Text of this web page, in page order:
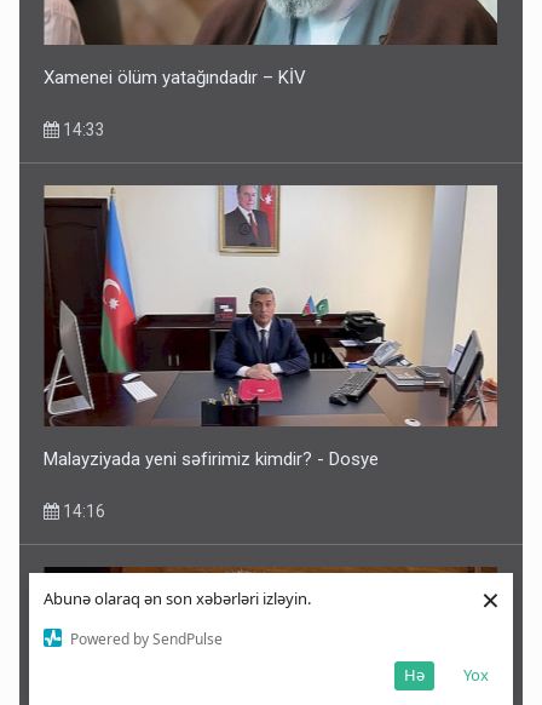
Abunə olaraq ən son xəbərləri izləyin.
Powered by SendPulse
Yox
Hə
×
Xamenei ölüm yatağındadır – KİV
14:33
Malayziyada yeni səfirimiz kimdir? - Dosye
14:16